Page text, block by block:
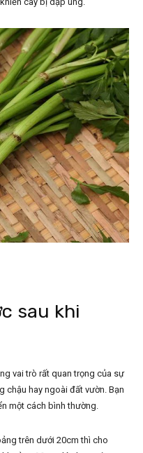
sau khi
vai trò rất quan trọng của sự
chậu hay ngoài đất vườn. Bạn
một cách bình thường.
trên dưới 20cm thì cho